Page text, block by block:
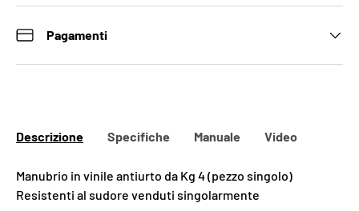
Pagamenti
Descrizione Specifiche Manuale Video
Manubrio in vinile antiurto da Kg 4 (pezzo singolo)
Resistenti al sudore venduti singolarmente